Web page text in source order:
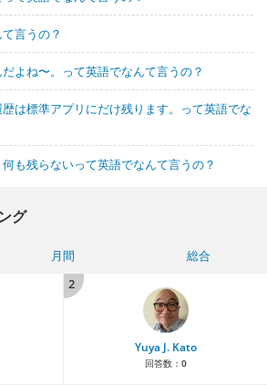
言うの？
よね〜。って英語でなんて言うの？
は標準アプリにだけ残ります。って英語でな
も残らないって英語でなんて言うの？
グ
月間
総合
2
Yuya J. Kato
回答数： 0